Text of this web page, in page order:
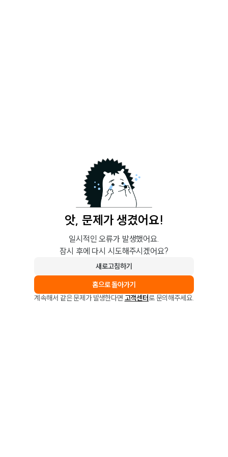
앗, 문제가 생겼어요!
일시적인 오류가 발생했어요.
잠시 후에 다시 시도해주시겠어요?
새로고침하기
홈으로 돌아가기
계속해서 같은 문제가 발생한다면 고객센터로 문의해주세요.